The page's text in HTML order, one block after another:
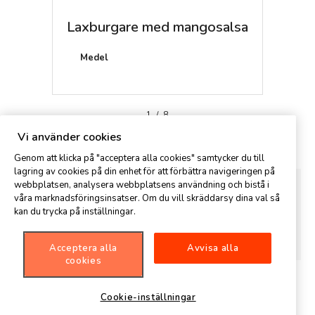
Laxburgare med mangosalsa
Medel
1 / 8
Kommentar
Vi använder cookies
Genom att klicka på "acceptera alla cookies" samtycker du till
lagring av cookies på din enhet för att förbättra navigeringen på
webbplatsen, analysera webbplatsens användning och bistå i
våra marknadsföringsinsatser. Om du vill skräddarsy dina val så
kan du trycka på inställningar.
Acceptera alla
cookies
Avvisa alla
Cookie-inställningar